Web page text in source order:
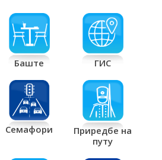
Баште ГИС
Семафори
Приредбе на
путу